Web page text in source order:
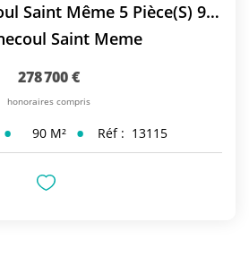
Maison Machecoul Saint Même 5 Pièce(s) 90 M2
Saint Meme
278 700 €
honoraires compris
90 M² Réf : 13115